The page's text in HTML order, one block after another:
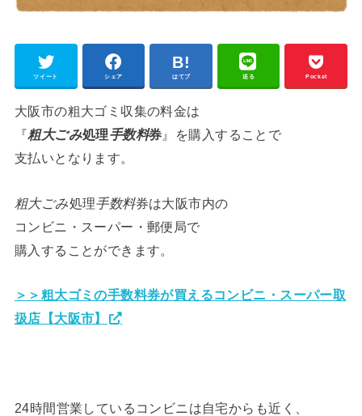
ツイート シェア はてブ 送る Pocket
大阪市の粗大ゴミ収集の料金は
『粗大ごみ処理手数料券 』を購入することで
支払いとなります。
粗大ごみ処理手数料券は大阪市内の
コンビニ・スーパー・郵便局で
購入することができます。
＞＞粗大ゴミの手数料券が買えるコンビニ・スーパー取
扱店【大阪市】
24時間営業しているコンビニは自宅からも近く、